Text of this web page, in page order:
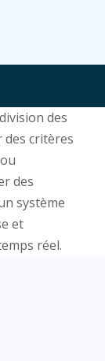
des
des critères
des
système
et
réel.